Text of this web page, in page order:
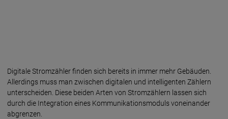
Digitale Stromzähler finden sich bereits in immer mehr Gebäuden.
Aller­dings muss man zwischen digi­talen und intelli­genten Zählern
unter­scheiden. Diese beiden Arten von Strom­zählern lassen sich
durch die Inte­gration eines Kommu­nika­tions­moduls von­einander
abgrenzen.